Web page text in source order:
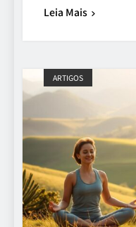
Leia Mais
ARTIGOS